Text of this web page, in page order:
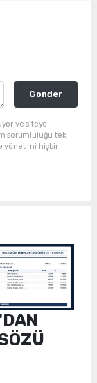
Gonder
ve siteye
sorumluluğu tek
yönetimi hiçbir